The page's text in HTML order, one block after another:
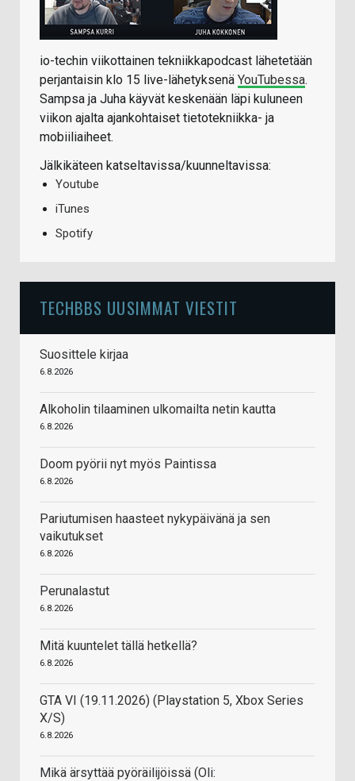
io-techin viikottainen tekniikkapodcast lähetetään
perjantaisin klo 15 live-lähetyksenä YouTubessa.
Sampsa ja Juha käyvät keskenään läpi kuluneen
viikon ajalta ajankohtaiset tietotekniikka- ja
mobiiliaiheet.
Jälkikäteen katseltavissa/kuunneltavissa:
Youtube
iTunes
Spotify
TECHBBS UUSIMMAT VIESTIT
Suosittele kirjaa
6.8.2026
Alkoholin tilaaminen ulkomailta netin kautta
6.8.2026
Doom pyörii nyt myös Paintissa
6.8.2026
Pariutumisen haasteet nykypäivänä ja sen
vaikutukset
6.8.2026
Perunalastut
6.8.2026
Mitä kuuntelet tällä hetkellä?
6.8.2026
GTA VI (19.11.2026) (Playstation 5, Xbox Series
X/S)
6.8.2026
Mikä ärsyttää pyöräilijöissä (Oli: